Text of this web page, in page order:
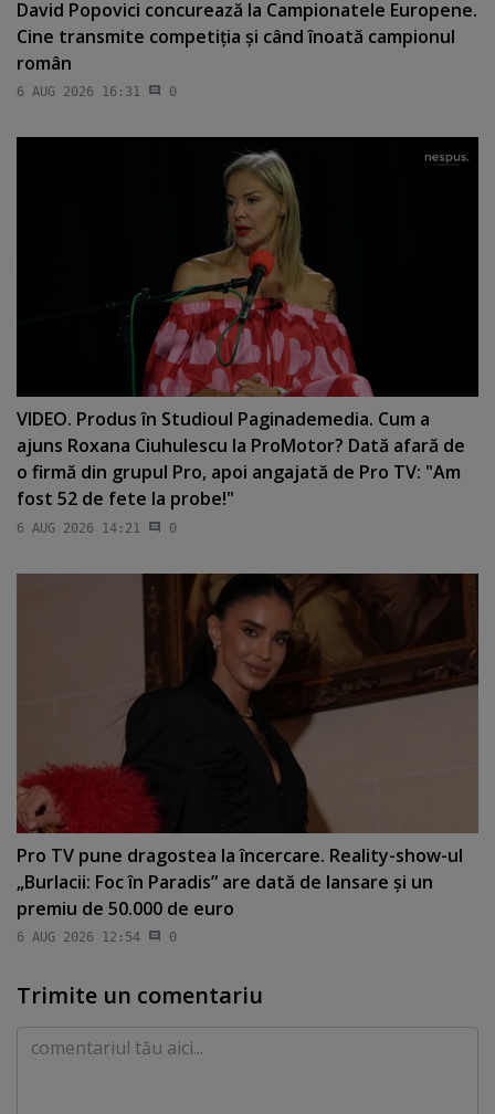
David Popovici concurează la Campionatele Europene.
Cine transmite competiţia şi când înoată campionul
român
6 AUG 2026 16:31 0
VIDEO. Produs în Studioul Paginademedia. Cum a
ajuns Roxana Ciuhulescu la ProMotor? Dată afară de
o firmă din grupul Pro, apoi angajată de Pro TV: "Am
fost 52 de fete la probe!"
6 AUG 2026 14:21 0
Pro TV pune dragostea la încercare. Reality-show-ul
„Burlacii: Foc în Paradis” are dată de lansare şi un
premiu de 50.000 de euro
6 AUG 2026 12:54 0
Trimite un comentariu
Comentariu